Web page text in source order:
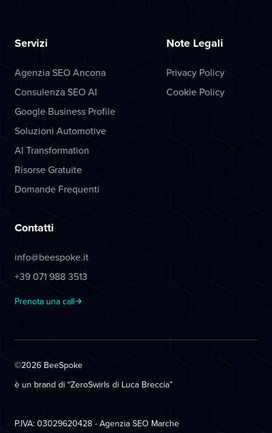
Servizi
Agenzia SEO Ancona
Consulenza SEO AI
Google Business Profile
Soluzioni Automotive
AI Transformation
Risorse Gratuite
Domande Frequenti
Note Legali
Privacy Policy
Cookie Policy
Contatti
info@beespoke.it
+39 071 988 3513
Prenota una call
©2026 BeeSpoke
è un brand di “ZeroSwirls di Luca Breccia”
P.IVA: 03029620428 - Agenzia SEO Marche